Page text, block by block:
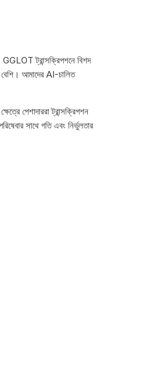
GGLOT ট্রান্সক্রিপশনে বিশদ
বেশি। আমাদের AI-চালিত
পেশাদাররা ট্রান্সক্রিপশন
সাথে গতি এবং নির্ভুলতার